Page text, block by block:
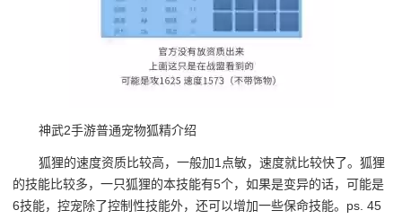
神武2手游普通宠物狐精介绍
狐狸的速度资质比较高，一般加1点敏，速度就比较快了。狐狸
的技能比较多，一只狐狸的本技能有5个，如果是变异的话，可能是
6技能，控宠除了控制性技能外，还可以增加一些保命技能。ps. 45